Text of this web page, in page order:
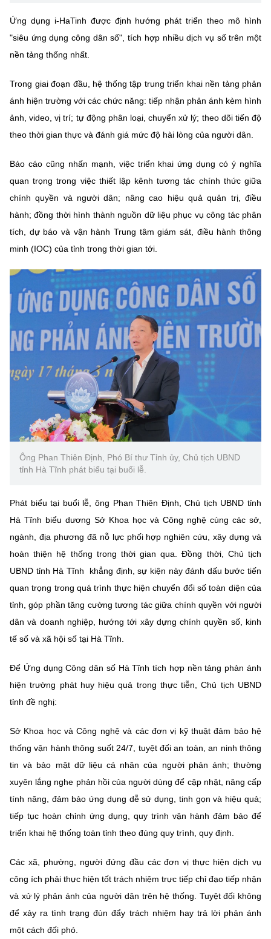
Ứng dụng i-HaTinh được định hướng phát triển theo mô hình
"siêu ứng dụng công dân số", tích hợp nhiều dịch vụ số trên một
nền tảng thống nhất.
Trong giai đoạn đầu, hệ thống tập trung triển khai nền tảng phản
ánh hiện trường với các chức năng: tiếp nhận phản ánh kèm hình
ảnh, video, vị trí; tự động phân loại, chuyển xử lý; theo dõi tiến độ
theo thời gian thực và đánh giá mức độ hài lòng của người dân.
Báo cáo cũng nhấn mạnh, việc triển khai ứng dụng có ý nghĩa
quan trọng trong việc thiết lập kênh tương tác chính thức giữa
chính quyền và người dân; nâng cao hiệu quả quản trị, điều
hành; đồng thời hình thành nguồn dữ liệu phục vụ công tác phân
tích, dự báo và vận hành Trung tâm giám sát, điều hành thông
minh (IOC) của tỉnh trong thời gian tới.
Ông Phan Thiên Định, Phó Bí thư Tỉnh ủy, Chủ tịch UBND
tỉnh Hà Tĩnh phát biểu tại buổi lễ.
Phát biểu tại buổi lễ, ông Phan Thiên Định,Chủ tịch UBND tỉnh
Hà Tĩnh biểu dương Sở Khoa học và Công nghệ cùng các sở,
ngành, địa phương đã nỗ lực phối hợp nghiên cứu, xây dựng và
hoàn thiện hệ thống trong thời gian qua. Đồng thời, Chủ tịch
UBND tỉnh Hà Tĩnh
khẳng định, sự kiện này đánh dấu bước tiến
quan trọng trong quá trình thực hiện chuyển đổi số toàn diện của
tỉnh, góp phần tăng cường tương tác giữa chính quyền với người
dân và doanh nghiệp, hướng tới xây dựng chính quyền số, kinh
tế số và xã hội số tại Hà Tĩnh.
Để Ứng dụng Công dân số Hà Tĩnh tích hợp nền tảng phản ánh
hiện trường phát huy hiệu quả trong thực tiễn, Chủ tịch UBND
tỉnh đề nghị:
Sở Khoa học và Công nghệ và các đơn vị kỹ thuật đảm bảo hệ
thống vận hành thông suốt 24/7, tuyệt đối an toàn, an ninh thông
tin và bảo mật dữ liệu cá nhân của người phản ánh; thường
xuyên lắng nghe phản hồi của người dùng để cập nhật, nâng cấp
tính năng, đảm bảo ứng dụng dễ sử dụng, tinh gọn và hiệu quả;
tiếp tục hoàn chỉnh ứng dụng, quy trình vận hành đảm bảo để
triển khai hệ thống toàn tỉnh theo đúng quy trình, quy định.
Các xã, phường, người đứng đầu các đơn vị thực hiện dịch vụ
công ích phải thực hiện tốt trách nhiệm trực tiếp chỉ đạo tiếp nhận
và xử lý phản ánh của người dân trên hệ thống. Tuyệt đối không
để xảy ra tình trạng đùn đẩy trách nhiệm hay trả lời phản ánh
một cách đối phó.